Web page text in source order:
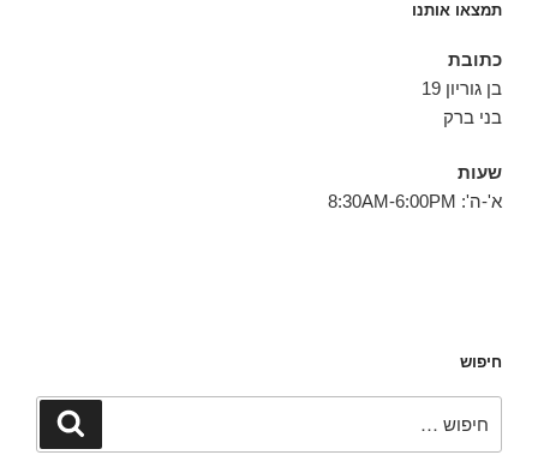
תמצאו אותנו
כתובת
בן גוריון 19
בני ברק
שעות
א'-ה': 8:30AM-6:00PM
חיפוש
חיפוש